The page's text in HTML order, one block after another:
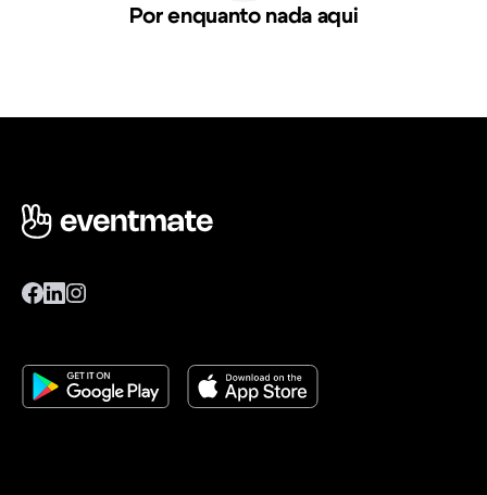
Por enquanto nada aqui